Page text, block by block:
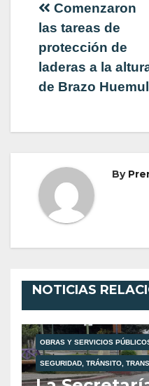
de
entradas
Comenzaron
las tareas de
protección de
laderas a la
de Brazo Huemul
By
NOTICIAS
OBRAS Y SERVICIOS
SEGURIDAD, TRÁNSITO,